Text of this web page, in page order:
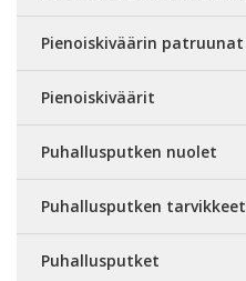
Pienoiskiväärin patruunat
Pienoiskiväärit
Puhallusputken nuolet
Puhallusputken tarvikkeet
Puhallusputket